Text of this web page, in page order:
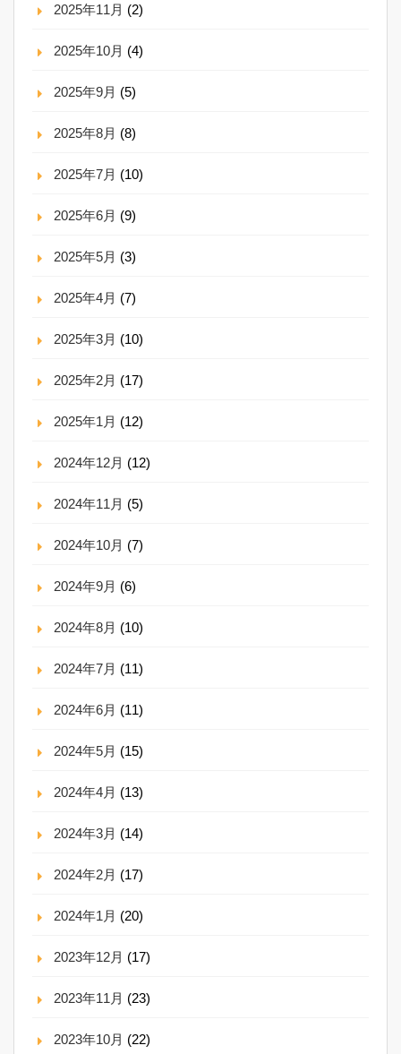
2025年11月 (2)
2025年10月 (4)
2025年9月 (5)
2025年8月 (8)
2025年7月 (10)
2025年6月 (9)
2025年5月 (3)
2025年4月 (7)
2025年3月 (10)
2025年2月 (17)
2025年1月 (12)
2024年12月 (12)
2024年11月 (5)
2024年10月 (7)
2024年9月 (6)
2024年8月 (10)
2024年7月 (11)
2024年6月 (11)
2024年5月 (15)
2024年4月 (13)
2024年3月 (14)
2024年2月 (17)
2024年1月 (20)
2023年12月 (17)
2023年11月 (23)
2023年10月 (22)